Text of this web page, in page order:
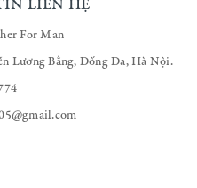
LIÊN HỆ
For Man
Lương Bằng, Đống Đa, Hà Nội.